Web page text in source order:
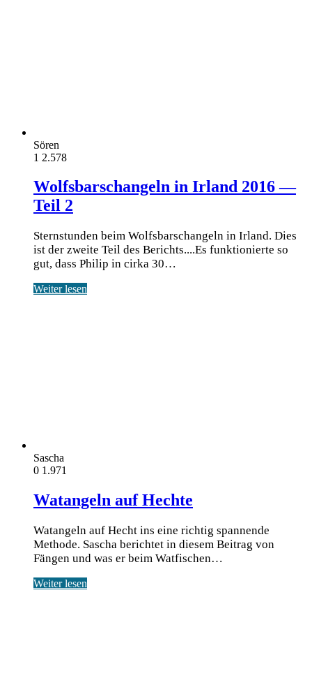
Sören
1 2.578
Wolfsbarschangeln in Irland 2016 —
Teil 2
Sternstunden beim Wolfsbarschangeln in Irland. Dies
ist der zweite Teil des Berichts....Es funktionierte so
gut, dass Philip in cirka 30…
Weiter lesen
Sascha
0 1.971
Watangeln auf Hechte
Watangeln auf Hecht ins eine richtig spannende
Methode. Sascha berichtet in diesem Beitrag von
Fängen und was er beim Watfischen…
Weiter lesen